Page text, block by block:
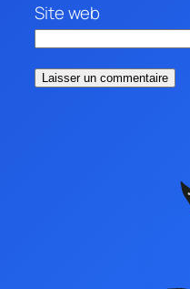
Site web